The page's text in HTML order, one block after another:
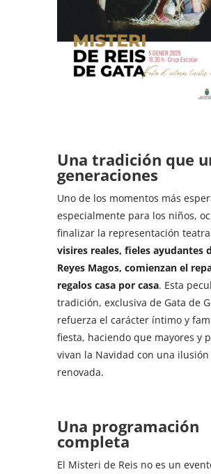
Una tradición que
generaciones
Uno de los momentos más
especialmente para los niños,
finalizar la representación
visires reales, fieles ayudantes
Reyes Magos, comienzan el
regalos casa por casa. Esta
tradición, exclusiva de Gata de
refuerza el carácter íntimo y
fiesta, haciendo que mayores y
vivan la Navidad con una ilusión
renovada.
Una programación
completa
El Misteri de Reis no es un